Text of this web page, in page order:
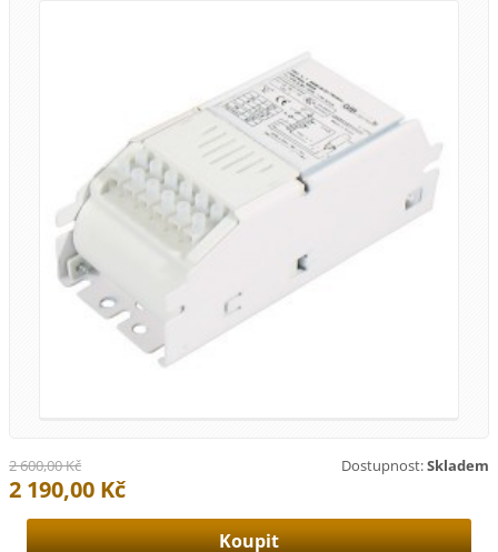
Dostupnost:Skladem
2 600,00 Kč
2 190,00 Kč